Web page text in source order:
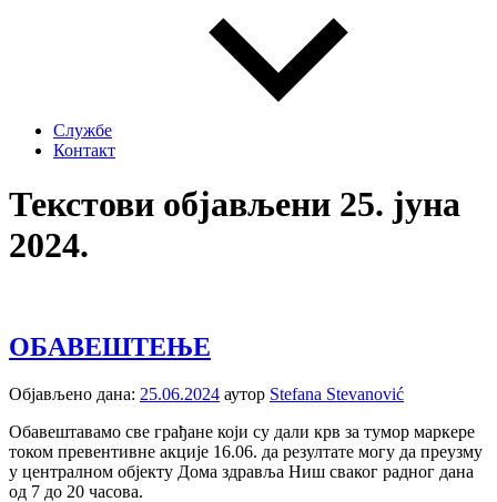
Службе
Контакт
Текстови објављени 25. јуна
2024.
ОБАВЕШТЕЊЕ
Објављено дана: 25.06.2024 аутор Stefana Stevanović
Обавештавамо све грађане који су дали крв за тумор маркере
током превентивне акције 16.06. да резултате могу да преузму
у централном објекту Дома здравља Ниш сваког радног дана
од 7 до 20 часова.